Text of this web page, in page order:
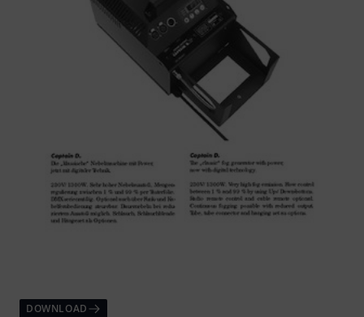
DOWNLOAD